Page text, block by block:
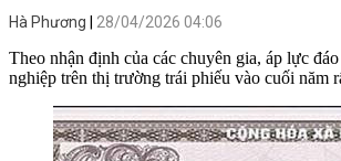
Hà Phương 28/04/2026 04:06
Theo nhận định của các chuyên gia, áp lực
nghiệp trên thị trường trái phiếu vào cuối năm